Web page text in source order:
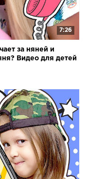
7:26
за няней и
Видео для детей